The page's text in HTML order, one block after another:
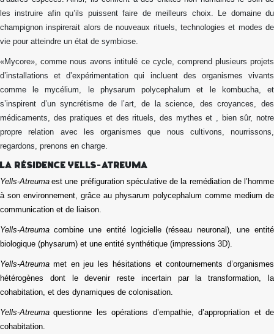
les instruire afin qu’ils puissent faire de meilleurs choix. Le domaine du
champignon inspirerait alors de nouveaux rituels, technologies et modes de
vie pour atteindre un état de symbiose.
«Mycore», comme nous avons intitulé ce cycle, comprend plusieurs projets
d’installations et d’expérimentation qui incluent des organismes vivants
comme le mycélium, le physarum polycephalum et le kombucha, et
s’inspirent d’un syncrétisme de l’art, de la science, des croyances, des
médicaments, des pratiques et des rituels, des mythes et , bien sûr, notre
propre relation avec les organismes que nous cultivons, nourrissons,
regardons, prenons en charge.
La résidence Yells-Atreuma
Yells‑Atreuma est une préfiguration spéculative de la remédiation de l’homme
à son environnement, grâce au physarum polycephalum comme medium de
communication et de liaison.
Yells‑Atreuma combine une entité logicielle (réseau neuronal), une entité
biologique (physarum) et une entité synthétique (impressions 3D).
Yells‑Atreuma met en jeu les hésitations et contournements d’organismes
hétérogènes dont le devenir reste incertain par la transformation, la
cohabitation, et des dynamiques de colonisation.
Yells‑Atreuma questionne les opérations d’empathie, d’appropriation et de
cohabitation.